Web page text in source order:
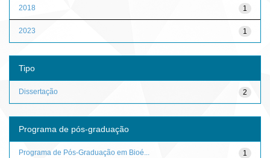
1
2018
1
2023
Tipo
2
Dissertação
Programa de pós-graduação
1
Programa de Pós-Graduação em Bioé...